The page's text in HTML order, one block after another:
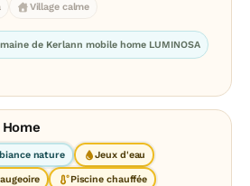
Village calme
de Kerlann mobile home LUMINOSA
nature Jeux d'eau
Piscine chauffée